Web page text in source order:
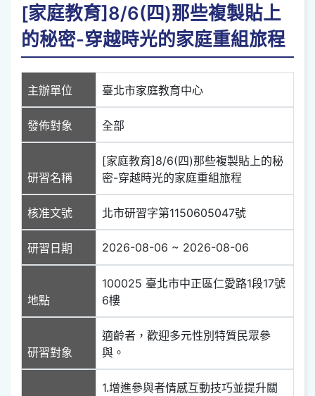
[家庭教育]8/6(四)那些複製貼上
的秘密-穿越時光的家庭重組旅程
主辦單位 臺北市家庭教育中心
發佈對象 全部
研習名稱
[家庭教育]8/6(四)那些複製貼上的秘
密-穿越時光的家庭重組旅程
核准文號 北市研習字第1150605047號
研習日期 2026-08-06 ~ 2026-08-06
地點
100025 臺北市中正區仁愛路1段17號
6樓
研習對象
適齡者，歡迎多元性別特質民眾參
與。
1.增進參與者情感互動技巧並提升關